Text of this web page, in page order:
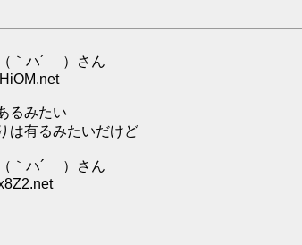
（｀ハ´ ）さん
るみたい
は有るみたいだけど
（｀ハ´ ）さん